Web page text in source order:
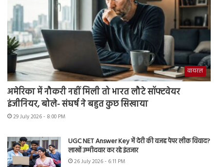
वायरल
अमेरिका में नौकरी नहीं मिली तो भारत लौटे सॉफ्टवेयर
इंजीनियर, बोले- संघर्ष ने बहुत कुछ सिखाया
29 July 2026 - 8:00 PM
UGC NET Answer Key में देरी की वजह पेपर लीक विवाद?
लाखों उम्मीदवार कर रहे इंतजार
26 July 2026 - 6:11 PM